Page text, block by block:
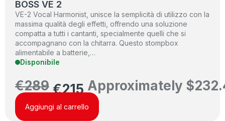
BOSS VE 2
VE-2 Vocal Harmonist, unisce la semplicità di utilizzo con la
massima qualità degli effetti, offrendo una soluzione
compatta a tutti i cantanti, specialmente quelli che si
accompagnano con la chitarra. Questo stompbox
alimentabile a batterie,…
Disponibile
€289 €215 Approximately $
Aggiungi al carrello